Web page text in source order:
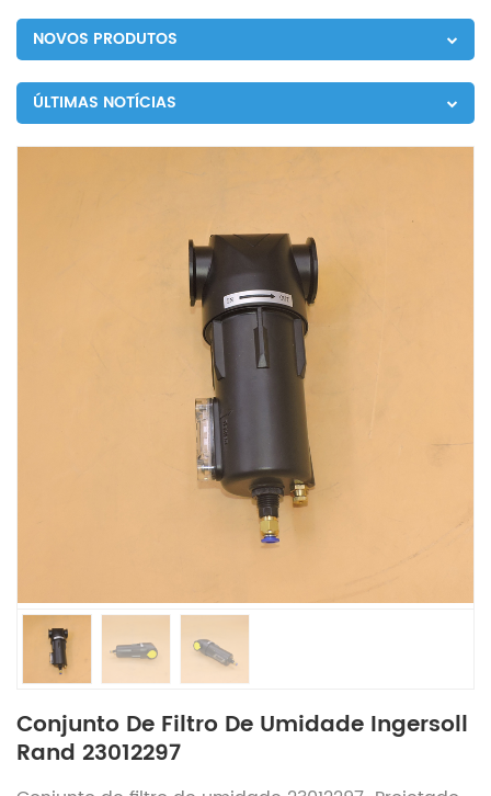
NOVOS PRODUTOS
ÚLTIMAS NOTÍCIAS
Conjunto De Filtro De Umidade Ingersoll
Rand 23012297